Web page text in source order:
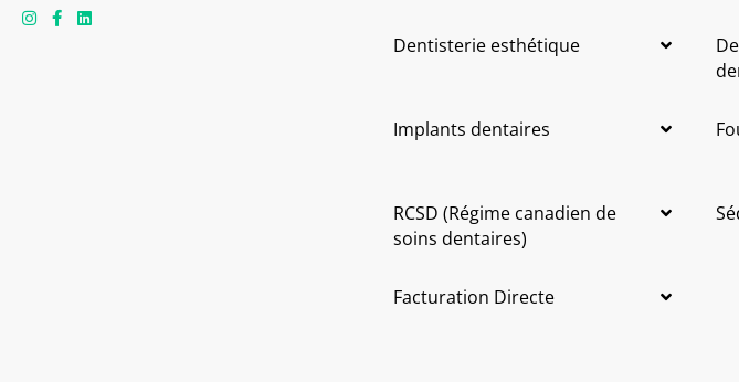
Dentisterie esthétique
Implants dentaires
RCSD (Régime canadien de
soins dentaires)
Facturation Directe